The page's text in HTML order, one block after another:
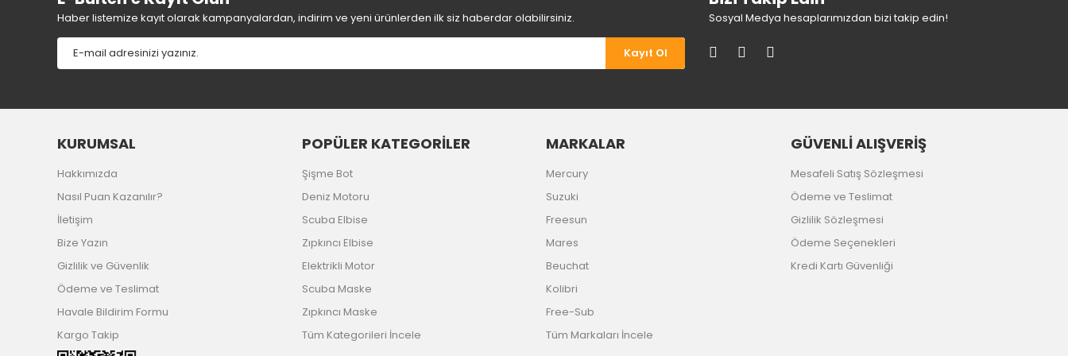
Ürün fiyatı diğer sitelerden daha pahalı.
Bu ürüne benzer farklı alternatifler olmalı.
Gönder
Haber listemize kayıt olarak kampanyalardan, indirim ve yeni ürünlerden ilk siz haberdar olabilirsiniz.
Kayıt Ol
Sosyal Medya hesaplarımızdan bizi takip edin!
KURUMSAL
Hakkımızda
Nasıl Puan Kazanılır?
İletişim
Bize Yazın
Gizlilik ve Güvenlik
Ödeme ve Teslimat
Havale Bildirim Formu
Kargo Takip
POPÜLER KATEGORİLER
Şişme Bot
Deniz Motoru
Scuba Elbise
Zıpkıncı Elbise
Elektrikli Motor
Scuba Maske
Zıpkıncı Maske
Tüm Kategorileri İncele
MARKALAR
Mercury
Suzuki
Freesun
Mares
Beuchat
Kolibri
Free-Sub
Tüm Markaları İncele
GÜVENLİ ALIŞVERİŞ
Mesafeli Satış Sözleşmesi
Ödeme ve Teslimat
Gizlilik Sözleşmesi
Ödeme Seçenekleri
Kredi Kartı Güvenliği